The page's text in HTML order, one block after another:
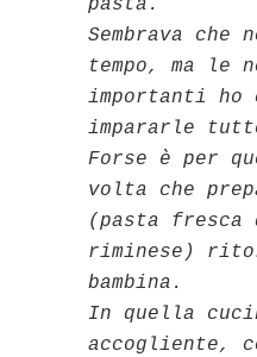
pasta.
Sembrava
tempo, ma le
importanti ho
impararle
Forse è per
volta che
(pasta
riminese)
bambina.
In quella
accogliente,